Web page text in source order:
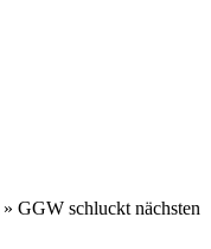
» GGW schluckt nächsten